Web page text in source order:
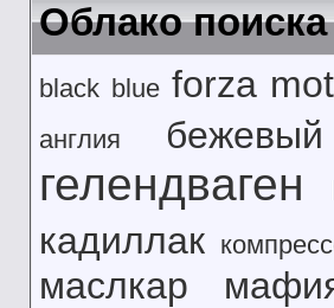
Облако
black blue forza
англия бежевый
гелендваген
кадиллак
маслкар